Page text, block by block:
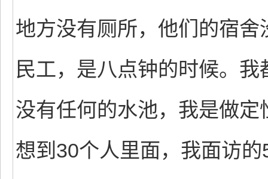
地方没有厕所，他们的宿
民工，是八点钟的时候。
没有任何的水池，我是做
想到30个人里面，我面访